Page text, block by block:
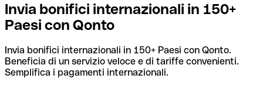
Invia bonifici internazionali in 150+
Paesi con Qonto
Invia bonifici internazionali in 150+ Paesi con Qonto.
Beneficia di un servizio veloce e di tariffe convenienti.
Semplifica i pagamenti internazionali.